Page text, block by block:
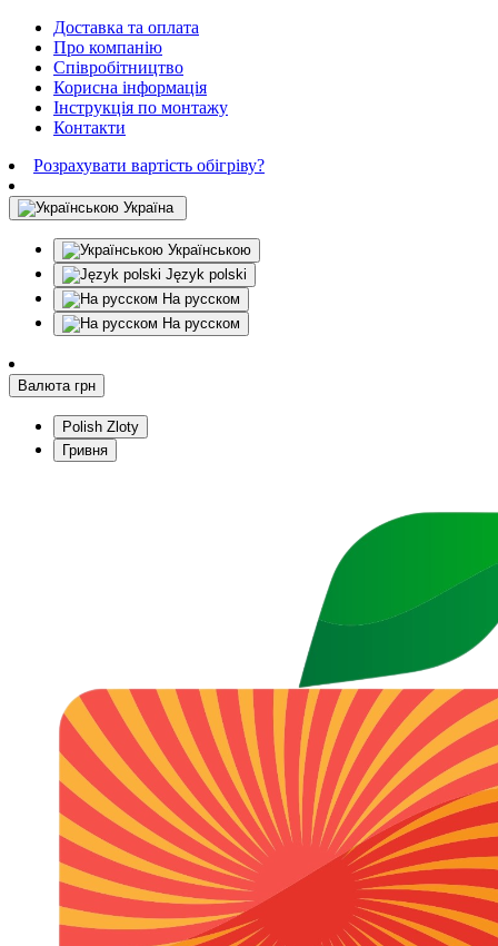
Доставка та оплата
Про компанію
Співробітництво
Корисна інформація
Інструкція по монтажу
Контакти
Розрахувати вартість обігріву?
Україна
Українською
Język polski
На русском
На русском
Валюта грн
Polish Zloty
Гривня